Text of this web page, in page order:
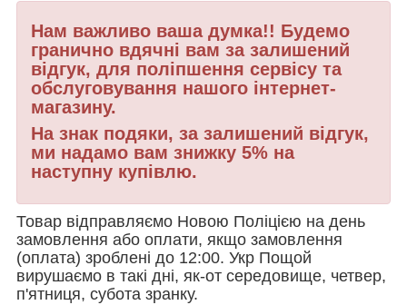
Нам важливо ваша думка!! Будемо
гранично вдячні вам за залишений
відгук, для поліпшення сервісу та
обслуговування нашого інтернет-
магазину.
На знак подяки, за залишений відгук,
ми надамо вам знижку 5% на
наступну купівлю.
Товар відправляємо Новою Поліцією на день
замовлення або оплати, якщо замовлення
(оплата) зроблені до 12:00. Укр Пощой
вирушаємо в такі дні, як-от середовище, четвер,
п'ятниця, субота зранку.